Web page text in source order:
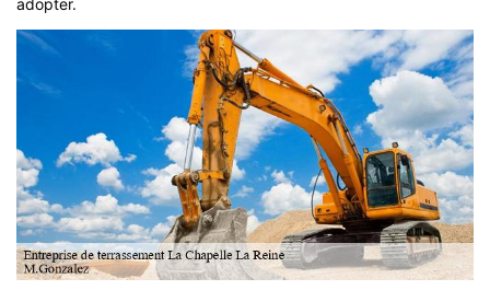
adopter.